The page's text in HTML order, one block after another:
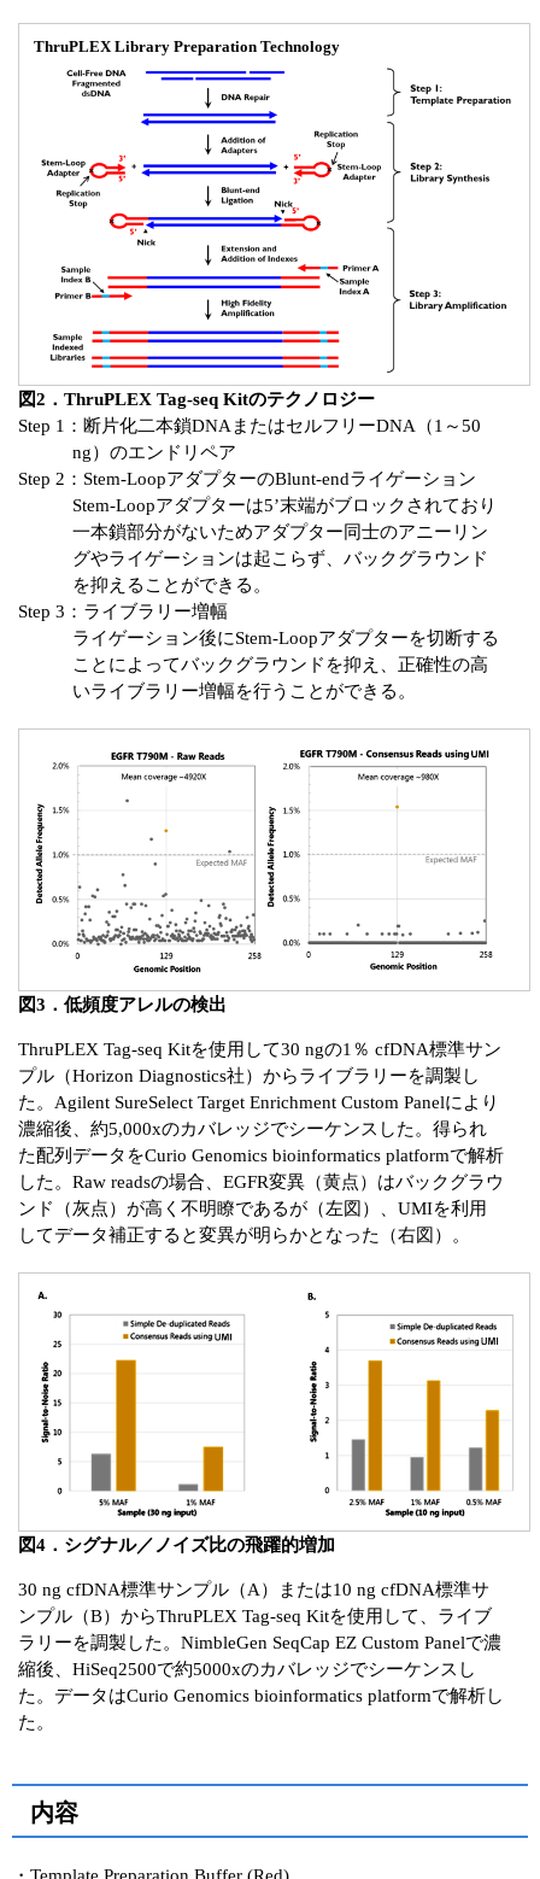
ThruPLEX Library Preparation Technology
図2．ThruPLEX Tag-seq Kitのテクノロジー
Step 1：断片化二本鎖DNAまたはセルフリーDNA（1～50
ng）のエンドリペア
Step 2：Stem-LoopアダプターのBlunt-endライゲーション
Stem-Loopアダプターは5’末端がブロックされており
一本鎖部分がないためアダプター同士のアニーリン
グやライゲーションは起こらず、バックグラウンド
を抑えることができる。
Step 3：ライブラリー増幅
ライゲーション後にStem-Loopアダプターを切断する
ことによってバックグラウンドを抑え、正確性の高
いライブラリー増幅を行うことができる。
図3．低頻度アレルの検出
ThruPLEX Tag-seq Kitを使用して30 ngの1％ cfDNA標準サン
プル（Horizon Diagnostics社）からライブラリーを調製し
た。Agilent SureSelect Target Enrichment Custom Panelにより
濃縮後、約5,000xのカバレッジでシーケンスした。得られ
た配列データをCurio Genomics bioinformatics platformで解析
した。Raw readsの場合、EGFR変異（黄点）はバックグラウ
ンド（灰点）が高く不明瞭であるが（左図）、UMIを利用
してデータ補正すると変異が明らかとなった（右図）。
図4．シグナル／ノイズ比の飛躍的増加
30 ng cfDNA標準サンプル（A）または10 ng cfDNA標準サ
ンプル（B）からThruPLEX Tag-seq Kitを使用して、ライブ
ラリーを調製した。NimbleGen SeqCap EZ Custom Panelで濃
縮後、HiSeq2500で約5000xのカバレッジでシーケンスし
た。データはCurio Genomics bioinformatics platformで解析し
た。
内容